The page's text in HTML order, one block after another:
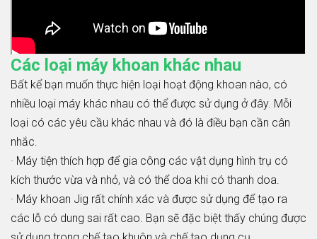
Các loại máy khoan khác nhau
Bất kể bạn muốn thực hiện loại hoạt động khoan nào, có
nhiều loại máy khác nhau có thể được sử dụng ở đây. Mỗi
loại có các yêu cầu khác nhau và đó là điều bạn cần cân
nhắc.
· Máy tiện thích hợp để gia công các vật dụng hình trụ có
kích thước vừa và nhỏ, và có thể doa khi có thanh doa.
· Máy khoan Jig rất chính xác và được sử dụng để tạo ra
các lỗ có dung sai rất cao. Bạn sẽ đặc biệt thấy chúng được